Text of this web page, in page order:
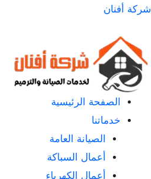
التجاوز
المحتوى
شركة أفنان
الصفحة الرئيسية
خدماتنا
الصيانة العامة
أعمال السباكة
أعمال الكهرباء